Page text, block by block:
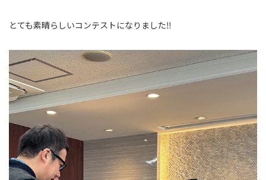
とても素晴らしいコンテストになりました‼️